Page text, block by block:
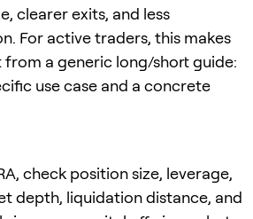
clearer exits, and less
For active traders, this makes
a generic long/short guide:
use case and a concrete
check position size, leverage,
depth, liquidation distance, and